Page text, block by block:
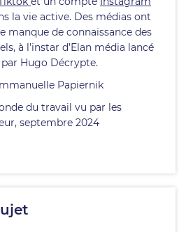
la vie active. Des médias ont
manque de connaissance des
à l’instar d’Elan média lancé
Hugo Décrypte.
Papiernik
du travail vu par les
septembre 2024